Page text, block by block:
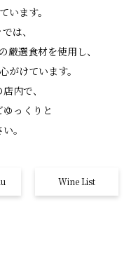
います。
は、
選食材を使用し、
がけています。
内で、
っくりと
。
Wine List